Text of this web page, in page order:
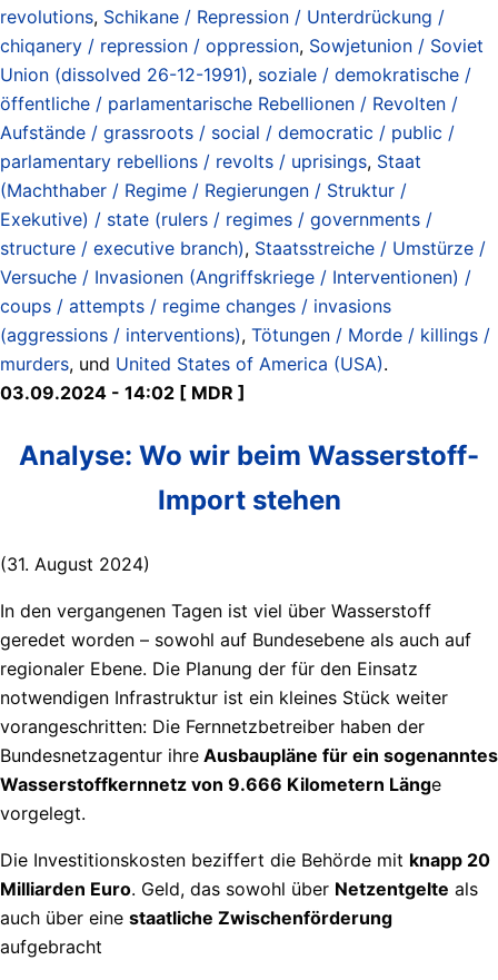
revolutions, Schikane / Repression / Unterdrückung /
chiqanery / repression / oppression, Sowjetunion / Soviet
Union (dissolved 26-12-1991), soziale / demokratische /
öffentliche / parlamentarische Rebellionen / Revolten /
Aufstände / grassroots / social / democratic / public /
parlamentary rebellions / revolts / uprisings, Staat
(Machthaber / Regime / Regierungen / Struktur /
Exekutive) / state (rulers / regimes / governments /
structure / executive branch), Staatsstreiche / Umstürze /
Versuche / Invasionen (Angriffskriege / Interventionen) /
coups / attempts / regime changes / invasions
(aggressions / interventions), Tötungen / Morde / killings /
murders, und United States of America (USA).
03.09.2024 - 14:02 [ MDR ]
Analyse: Wo wir beim Wasserstoff-
Import stehen
(31. August 2024)
In den vergangenen Tagen ist viel über Wasserstoff
geredet worden – sowohl auf Bundesebene als auch auf
regionaler Ebene. Die Planung der für den Einsatz
notwendigen Infrastruktur ist ein kleines Stück weiter
vorangeschritten: Die Fernnetzbetreiber haben der
Bundesnetzagentur ihre Ausbaupläne für ein sogenanntes
Wasserstoffkernnetz von 9.666 Kilometern Länge
vorgelegt.
Die Investitionskosten beziffert die Behörde mit knapp 20
Milliarden Euro. Geld, das sowohl über Netzentgelte als
auch über eine staatliche Zwischenförderung
aufgebracht